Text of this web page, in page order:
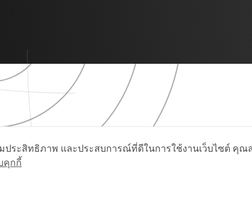
มประสิทธิภาพ และประสบการณ์ที่ดีในการใช้งานเว็บไซต์ คุ
คุกกี้